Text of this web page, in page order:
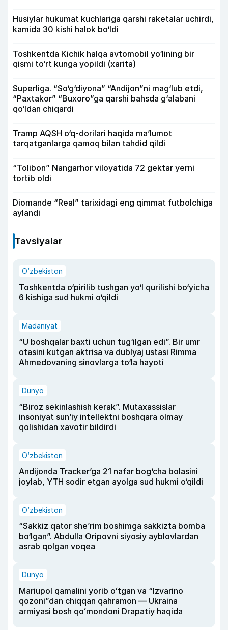
Husiylar hukumat kuchlariga qarshi raketalar uchirdi,
kamida 30 kishi halok bo‘ldi
Toshkentda Kichik halqa avtomobil yo‘lining bir
qismi to‘rt kunga yopildi (xarita)
Superliga. “So‘g‘diyona” “Andijon”ni mag‘lub etdi,
“Paxtakor” “Buxoro”ga qarshi bahsda g‘alabani
qo‘ldan chiqardi
Tramp AQSH o‘q-dorilari haqida ma’lumot
tarqatganlarga qamoq bilan tahdid qildi
“Tolibon” Nangarhor viloyatida 72 gektar yerni
tortib oldi
Diomande “Real” tarixidagi eng qimmat futbolchiga
aylandi
Tavsiyalar
O‘zbekiston
Toshkentda o‘pirilib tushgan yo‘l qurilishi bo‘yicha
6 kishiga sud hukmi o‘qildi
Madaniyat
“U boshqalar baxti uchun tug‘ilgan edi”. Bir umr
otasini kutgan aktrisa va dublyaj ustasi Rimma
Ahmedovaning sinovlarga to‘la hayoti
Dunyo
“Biroz sekinlashish kerak”. Mutaxassislar
insoniyat sun’iy intellektni boshqara olmay
qolishidan xavotir bildirdi
O‘zbekiston
Andijonda Tracker’ga 21 nafar bog‘cha bolasini
joylab, YTH sodir etgan ayolga sud hukmi o‘qildi
O‘zbekiston
“Sakkiz qator she’rim boshimga sakkizta bomba
bo‘lgan”. Abdulla Oripovni siyosiy ayblovlardan
asrab qolgan voqea
Dunyo
Mariupol qamalini yorib oʻtgan va “Izvarino
qozoni”dan chiqqan qahramon — Ukraina
armiyasi bosh qoʻmondoni Drapatiy haqida